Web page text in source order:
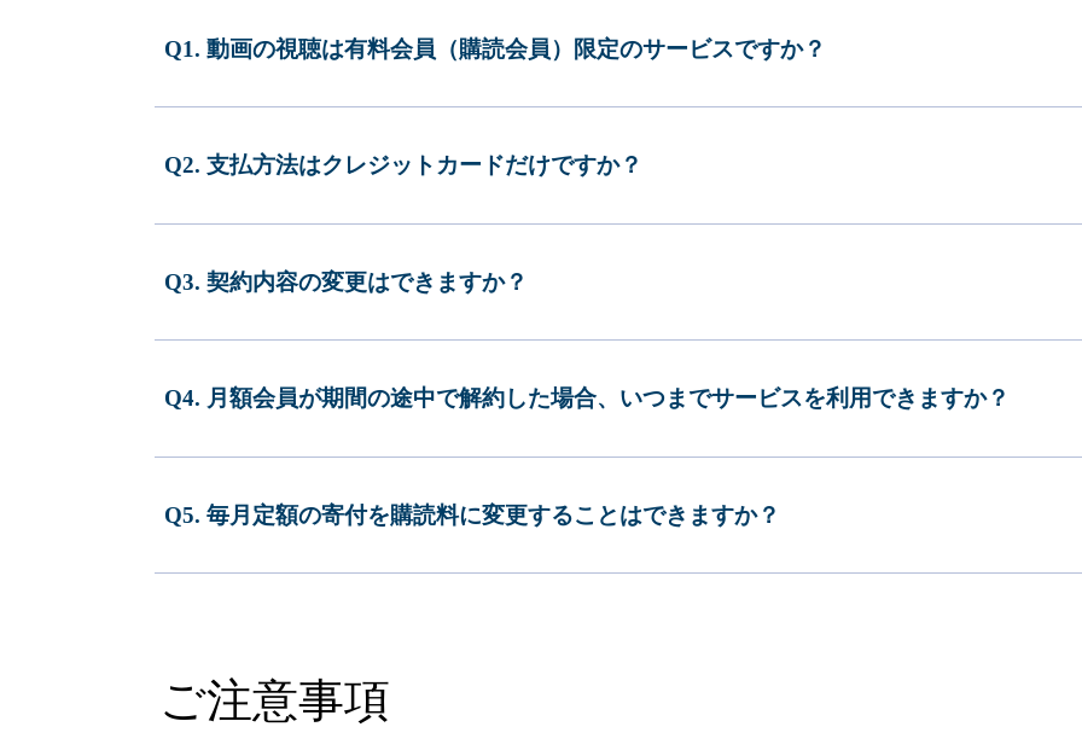
Q1. 動画の視聴は有料会員（購読会員）限定のサービスですか？
Q2. 支払方法はクレジットカードだけですか？
Q3. 契約内容の変更はできますか？
Q4. 月額会員が期間の途中で解約した場合、いつまでサービスを利用できますか？
Q5. 毎月定額の寄付を購読料に変更することはできますか？
ご注意事項